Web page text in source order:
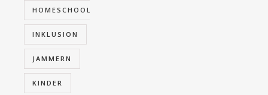
HOMESCHOOLING
INKLUSION
JAMMERN
KINDER